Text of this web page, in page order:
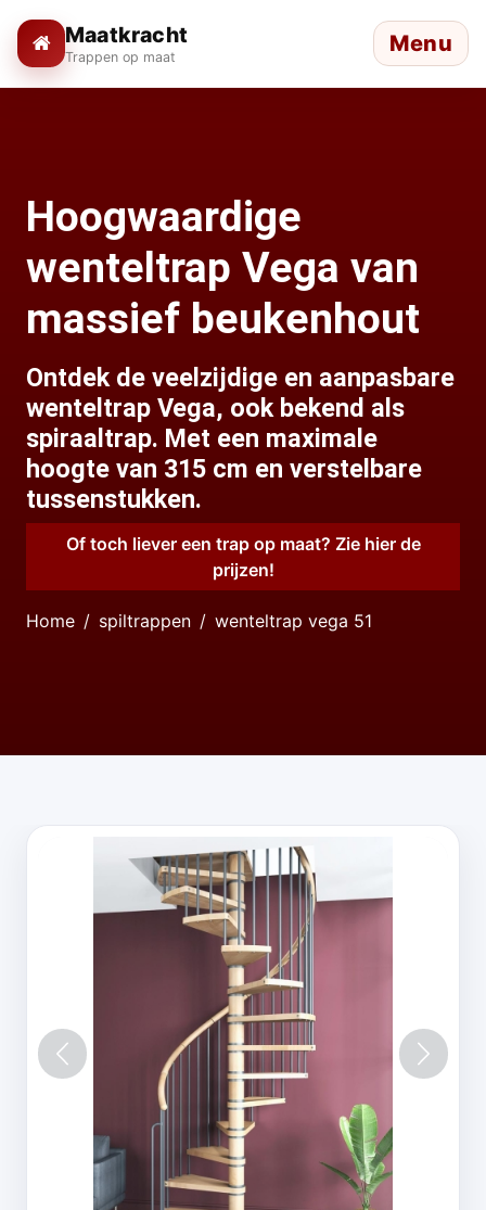
Maatkracht
Trappen op maat Menu
Hoogwaardige
wenteltrap Vega van
massief beukenhout
Ontdek de veelzijdige en aanpasbare
wenteltrap Vega, ook bekend als
spiraaltrap. Met een maximale
hoogte van 315 cm en verstelbare
tussenstukken.
Of toch liever een trap op maat? Zie hier de
prijzen!
Home spiltrappen wenteltrap vega 51
Vorige